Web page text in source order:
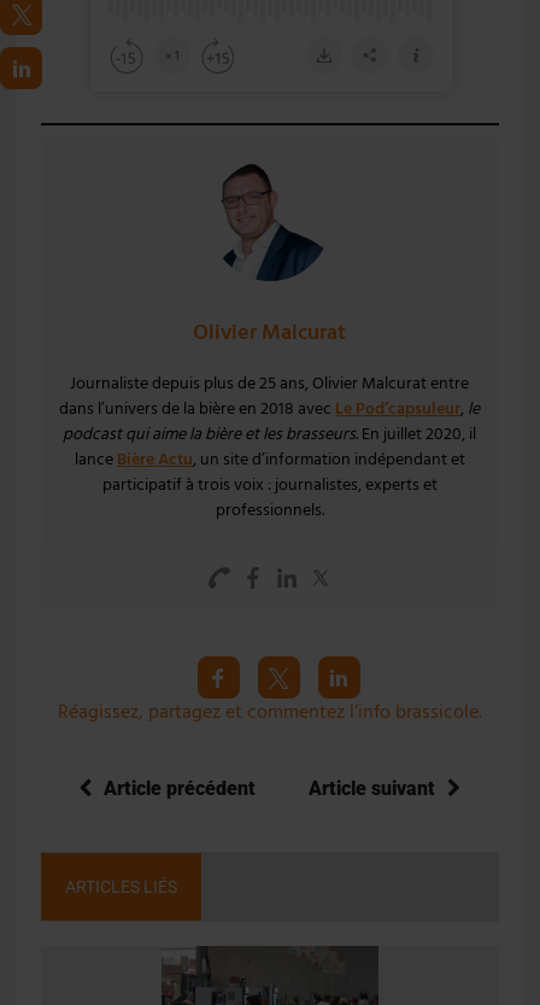
Olivier Malcurat
Journaliste depuis plus de 25 ans, Olivier Malcurat entre
dans l’univers de la bière en 2018 avecLe Pod’capsuleur, le
podcast qui aime la bière et les brasseurs. En juillet 2020, il
lanceBière Actu, un site d’information indépendant et
participatif à trois voix : journalistes, experts et
professionnels.
Réagissez, partagez et commentez l’info brassicole.
Article précédent Article suivant
ARTICLES LIÉS